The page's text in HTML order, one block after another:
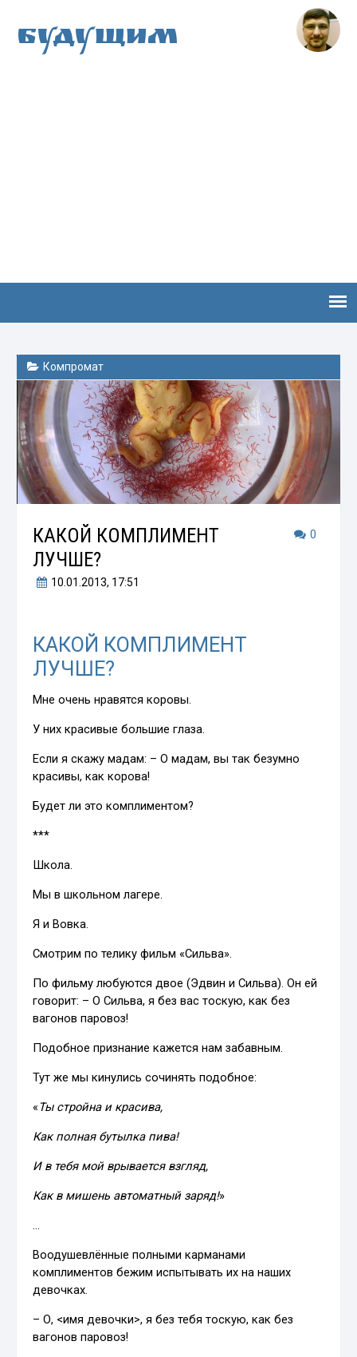
Будущим
Компромат
0
КАКОЙ КОМПЛИМЕНТ
ЛУЧШЕ?
10.01.2013, 17:51
КАКОЙ КОМПЛИМЕНТ
ЛУЧШЕ?
Мне очень нравятся коровы.
У них красивые большие глаза.
Если я скажу мадам: – О мадам, вы так безумно
красивы, как корова!
Будет ли это комплиментом?
***
Школа.
Мы в школьном лагере.
Я и Вовка.
Смотрим по телику фильм «Сильва».
По фильму любуются двое (Эдвин и Сильва). Он ей
говорит: – О Сильва, я без вас тоскую, как без
вагонов паровоз!
Подобное признание кажется нам забавным.
Тут же мы кинулись сочинять подобное:
«Ты стройна и красива,
Как полная бутылка пива!
И в тебя мой врывается взгляд,
Как в мишень автоматный заряд!»
…
Воодушевлённые полными карманами
комплиментов бежим испытывать их на наших
девочках.
– О, <имя девочки>, я без тебя тоскую, как без
вагонов паровоз!